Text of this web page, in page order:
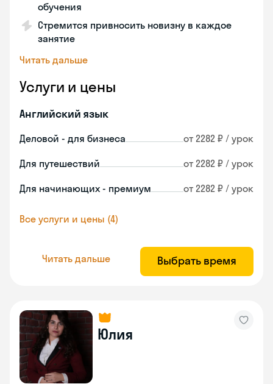
обучения
Стремится привносить новизну в каждое
занятие
Читать дальше
Услуги и цены
Английский язык
Деловой - для бизнеса от 2282 ₽ / урок
Для путешествий от 2282 ₽ / урок
Для начинающих - премиум от 2282 ₽ / урок
Все услуги и цены (4)
Читать дальше Выбрать время
Юлия